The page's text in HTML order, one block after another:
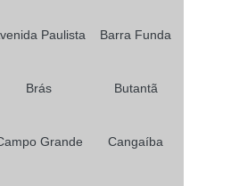
Paulista Barra Funda
Brás Butantã
Grande Cangaíba